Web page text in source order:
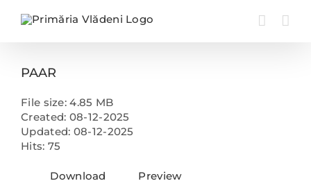
PAAR
File size: 4.85 MB
Created: 08-12-2025
Updated: 08-12-2025
Hits: 75
Download Preview